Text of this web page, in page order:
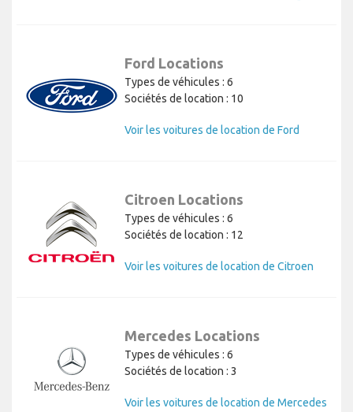
Ford Locations
Types de véhicules : 6
Sociétés de location : 10
Voir les voitures de location de Ford
Citroen Locations
Types de véhicules : 6
Sociétés de location : 12
Voir les voitures de location de Citroen
Mercedes Locations
Types de véhicules : 6
Sociétés de location : 3
Voir les voitures de location de Mercedes